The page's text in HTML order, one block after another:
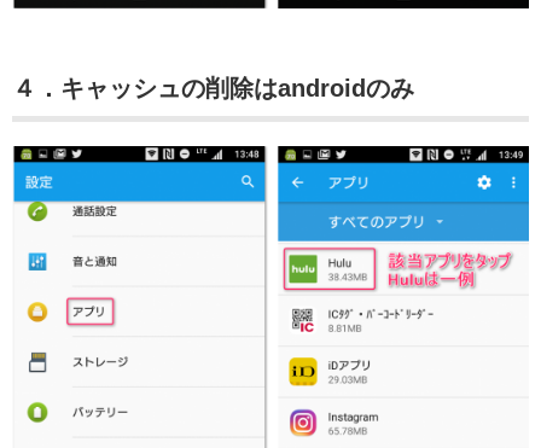
４．キャッシュの削除はandroidのみ